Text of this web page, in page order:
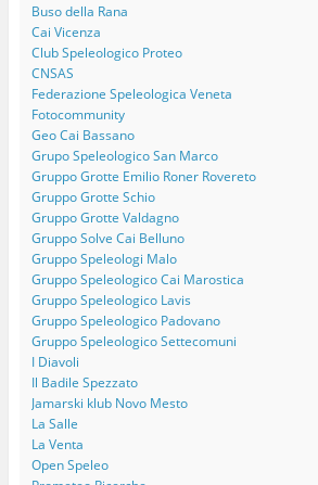
Buso della Rana
Cai Vicenza
Club Speleologico Proteo
CNSAS
Federazione Speleologica Veneta
Fotocommunity
Geo Cai Bassano
Grupo Speleologico San Marco
Gruppo Grotte Emilio Roner Rovereto
Gruppo Grotte Schio
Gruppo Grotte Valdagno
Gruppo Solve Cai Belluno
Gruppo Speleologi Malo
Gruppo Speleologico Cai Marostica
Gruppo Speleologico Lavis
Gruppo Speleologico Padovano
Gruppo Speleologico Settecomuni
I Diavoli
Il Badile Spezzato
Jamarski klub Novo Mesto
La Salle
La Venta
Open Speleo